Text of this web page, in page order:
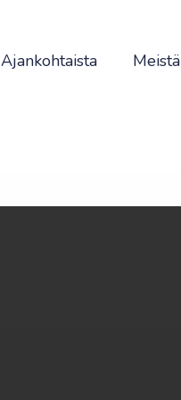
Ajankohtaista Meistä